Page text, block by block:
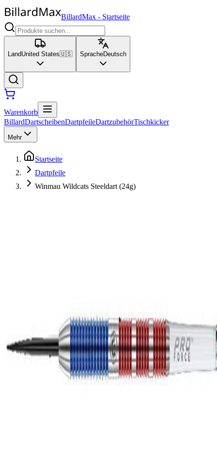
BillardMax- Startseite
LandUnited States🇺🇸 SpracheDeutsch
Warenkorb
BillardDartscheibenDartpfeileDartzubehörTischkicker
Mehr
Startseite
Dartpfeile
Winmau Wildcats Steeldart (24g)